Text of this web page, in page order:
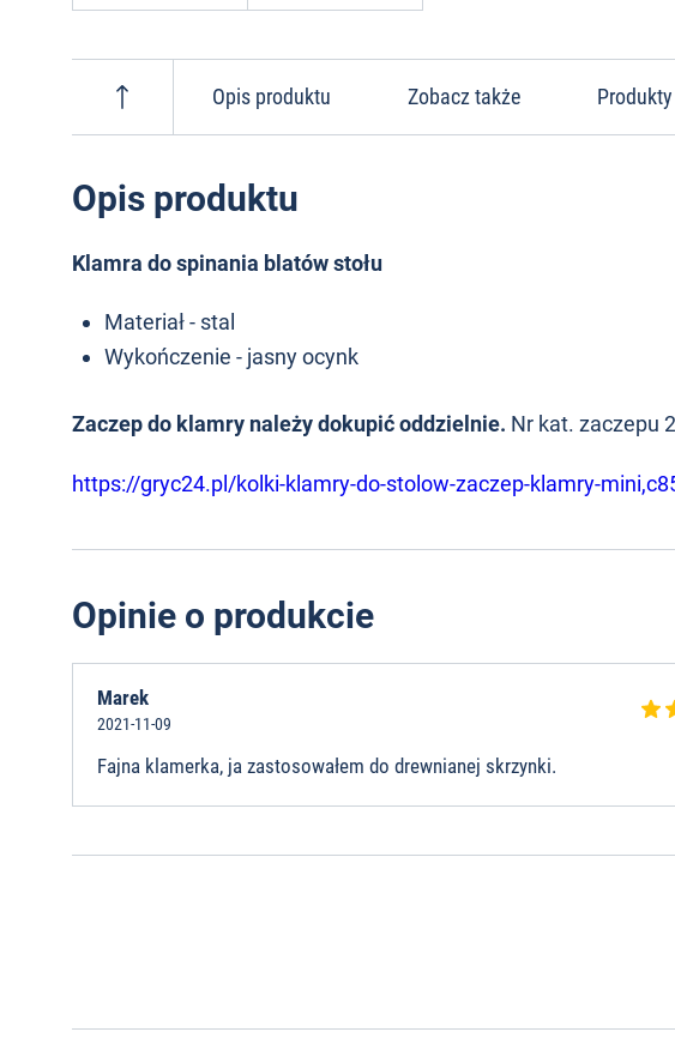
Opis produktu Zobacz także
Opis produktu
Klamra do spinania blatów stołu
Materiał - stal
Wykończenie - jasny ocynk
Zaczep do klamry należy dokupić oddzielnie. Nr kat. zaczepu
https://gryc24.pl/kolki-klamry-do-stolow-zaczep-klamry-
Opinie o produkcie
Marek
2021-11-09
Fajna klamerka, ja zastosowałem do drewnianej skrzynki.